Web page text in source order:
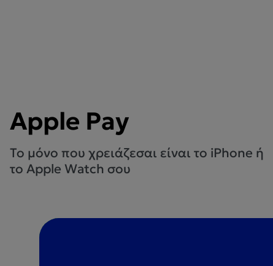
Apple Pay
Το μόνο που χρειάζεσαι είναι το iPhone ή
το Apple Watch σου